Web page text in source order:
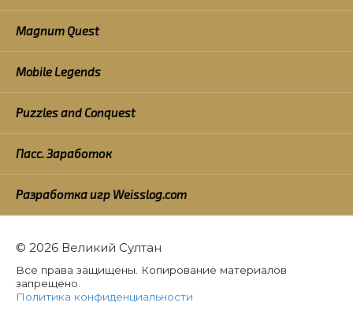
Magnum Quest
Mobile Legends
Puzzles and Conquest
Пасс. Заработок
Разработка игр Weisslog.com
© 2026 Великий Султан
Все права защищены. Копирование материалов
запрещено.
Политика конфиденциальности